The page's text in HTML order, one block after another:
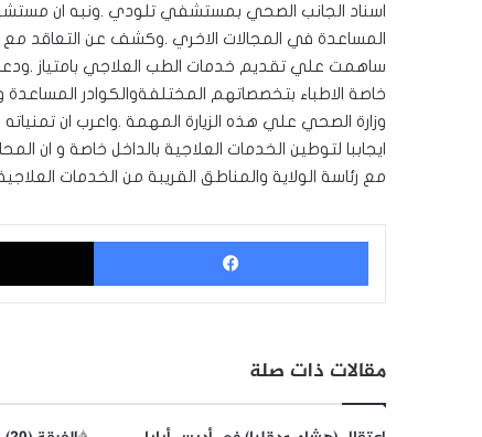
اسناد الجانب الصحي بمستشفي تلودي .ونبه ان مستشفي
المساعدة في المجالات الاخري .وكشف عن التعاقد مع
ساهمت علي تقديم خدمات الطب العلاجي بامتياز .ودعا
خاصة الاطباء بتخصصاتهم المختلفةوالكوادر المساعدة
وزارة الصحي علي هذه الزيارة المهمة .واعرب ان
ايجاببا لتوطين الخدمات العلاجية بالداخل خاصة و
مع رئاسة الولاية والمناطق القريبة من الخدمات
فيسبوك
مقالات ذات صلة